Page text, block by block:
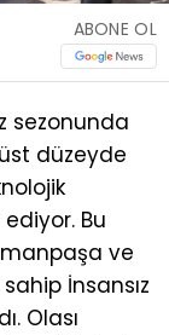
ABONE OL
sezonunda
düzeyde
Bu
ve
İnsansız
Olası